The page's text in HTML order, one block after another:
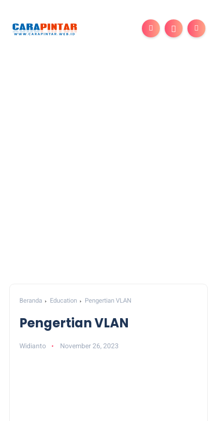
Beranda Education Pengertian VLAN
Pengertian VLAN
Widianto November 26, 2023